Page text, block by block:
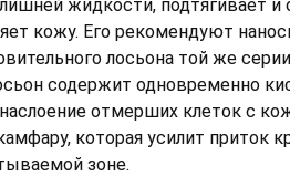
жидкости, подтягивает
кожу. Его рекомендуют
лосьона той же
содержит одновременно
отмерших клеток с
которая усилит приток
зоне.